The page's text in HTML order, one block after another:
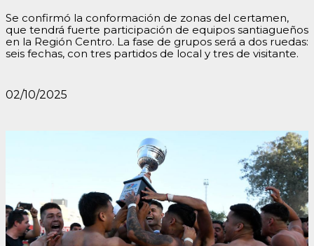
Se confirmó la conformación de zonas del certamen,
que tendrá fuerte participación de equipos santiagueños
en la Región Centro. La fase de grupos será a dos ruedas:
seis fechas, con tres partidos de local y tres de visitante.
02/10/2025